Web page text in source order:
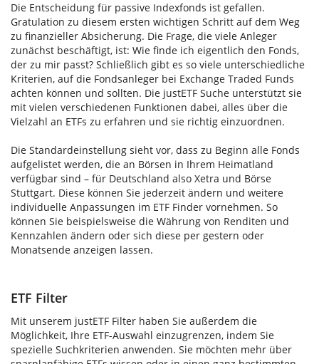
Die Entscheidung für passive Indexfonds ist gefallen.
Gratulation zu diesem ersten wichtigen Schritt auf dem Weg
zu finanzieller Absicherung. Die Frage, die viele Anleger
zunächst beschäftigt, ist: Wie finde ich eigentlich den Fonds,
der zu mir passt? Schließlich gibt es so viele unterschiedliche
Kriterien, auf die Fondsanleger bei Exchange Traded Funds
achten können und sollten. Die justETF Suche unterstützt sie
mit vielen verschiedenen Funktionen dabei, alles über die
Vielzahl an ETFs zu erfahren und sie richtig einzuordnen.
Die Standardeinstellung sieht vor, dass zu Beginn alle Fonds
aufgelistet werden, die an Börsen in Ihrem Heimatland
verfügbar sind – für Deutschland also Xetra und Börse
Stuttgart. Diese können Sie jederzeit ändern und weitere
individuelle Anpassungen im ETF Finder vornehmen. So
können Sie beispielsweise die Währung von Renditen und
Kennzahlen ändern oder sich diese per gestern oder
Monatsende anzeigen lassen.
ETF Filter
Mit unserem justETF Filter haben Sie außerdem die
Möglichkeit, Ihre ETF-Auswahl einzugrenzen, indem Sie
spezielle Suchkriterien anwenden. Sie möchten mehr über